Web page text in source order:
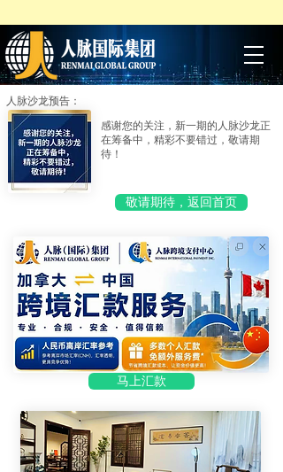
人脉沙龙预告：
感谢您的关注，新一期的人脉沙龙正
在筹备中，精彩不要错过，敬请期
待！
敬请期待，返回首页
马上汇款